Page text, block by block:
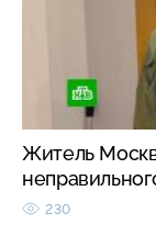
Житель
230